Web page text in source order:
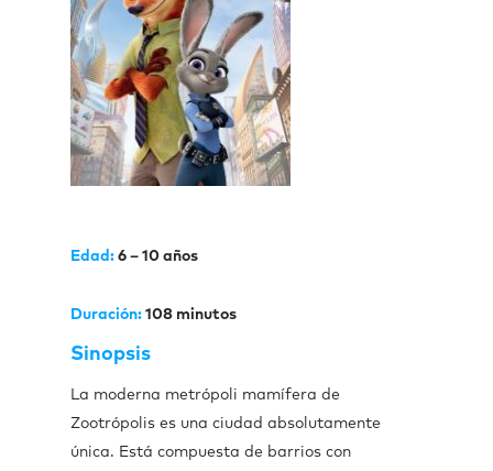
Edad: 6 – 10 años
Duración: 108 minutos
Sinopsis
La moderna metrópoli mamífera de
Zootrópolis es una ciudad absolutamente
única. Está compuesta de barrios con